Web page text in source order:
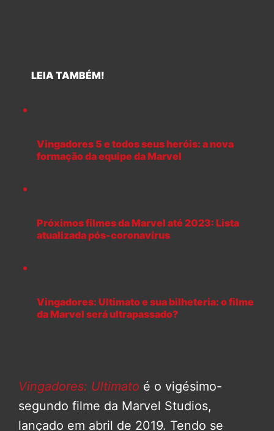
LEIA TAMBÉM!
Vingadores 5 e todos seus heróis: a nova
formação da equipe da Marvel
Próximos filmes da Marvel até 2023: Lista
atualizada pós-coronavírus
Vingadores: Ultimato e sua bilheteria: o filme
da Marvel será ultrapassado?
Vingadores: Ultimato é o vigésimo-
segundo filme da Marvel Studios,
lançado em abril de 2019. Tendo se